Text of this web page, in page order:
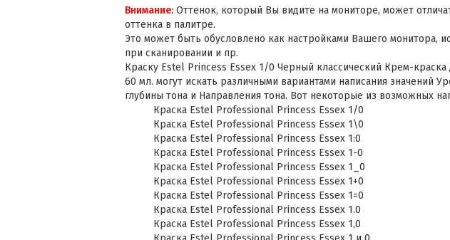
Внимание: Оттенок, который Вы видите на мониторе, может
оттенка в палитре.
Это может быть обусловлено как настройками Вашего монитора,
при сканировании и пр.
Краску Estel Princess Essex 1/0 Черный классический Крем-краска
60 мл. могут искать различными вариантами написания значений
глубины тона и Направления тона. Вот некоторые из возможных
Краска Estel Professional Princess Essex 1/0
Краска Estel Professional Princess Essex 1\0
Краска Estel Professional Princess Essex 1:0
Краска Estel Professional Princess Essex 1-0
Краска Estel Professional Princess Essex 1_0
Краска Estel Professional Princess Essex 1+0
Краска Estel Professional Princess Essex 1=0
Краска Estel Professional Princess Essex 1.0
Краска Estel Professional Princess Essex 1,0